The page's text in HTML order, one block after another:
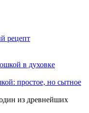
рецепт
простое, но сытное
из древнейших